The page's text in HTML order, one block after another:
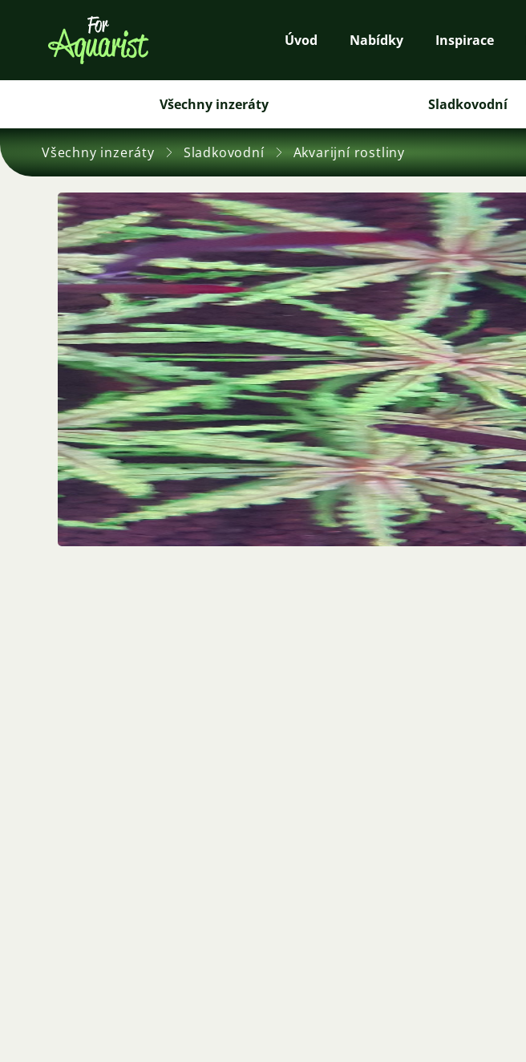
Úvod Nabídky Inspirace
Všechny inzeráty Sladkovodní
Všechny inzeráty Sladkovodní Akvarijní rostliny